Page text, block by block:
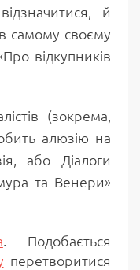
й
самому своєму
відкупників
(зокрема,
алюзію на
або Діалоги
та Венери»
. Подобається
перетворитися